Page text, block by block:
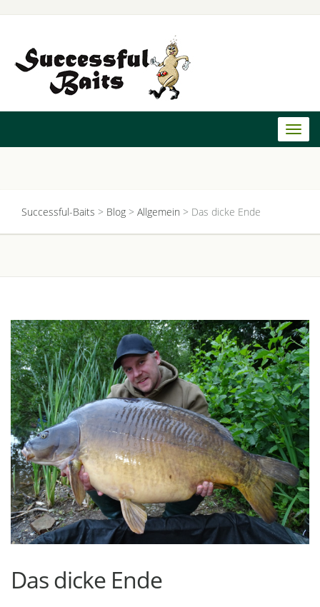
Successful-Baits > Blog > Allgemein > Das dicke Ende
Das dicke Ende